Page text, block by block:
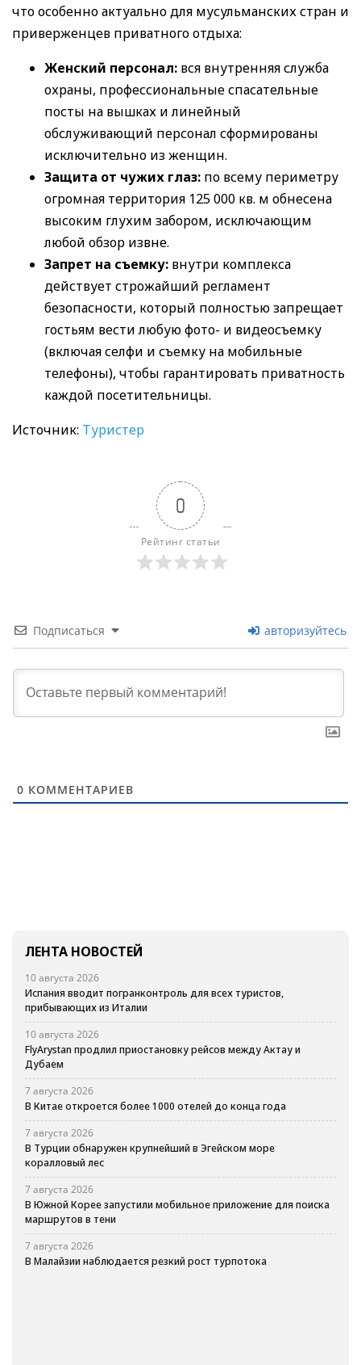
что особенно актуально для мусульманских стран и
приверженцев приватного отдыха:
Женский персонал: вся внутренняя служба
охраны, профессиональные спасательные
посты на вышках и линейный
обслуживающий персонал сформированы
исключительно из женщин.
Защита от чужих глаз: по всему периметру
огромная территория 125 000 кв. м обнесена
высоким глухим забором, исключающим
любой обзор извне.
Запрет на съемку: внутри комплекса
действует строжайший регламент
безопасности, который полностью запрещает
гостьям вести любую фото- и видеосъемку
(включая селфи и съемку на мобильные
телефоны), чтобы гарантировать приватность
каждой посетительницы.
Источник: Туристер
0
Рейтинг статьи
Подписаться авторизуйтесь
0 КОММЕНТАРИЕВ
ЛЕНТА НОВОСТЕЙ
10 августа 2026
Испания вводит погранконтроль для всех туристов,
прибывающих из Италии
10 августа 2026
FlyArystan продлил приостановку рейсов между Актау и
Дубаем
7 августа 2026
В Китае откроется более 1000 отелей до конца года
7 августа 2026
В Турции обнаружен крупнейший в Эгейском море
коралловый лес
7 августа 2026
В Южной Корее запустили мобильное приложение для поиска
маршрутов в тени
7 августа 2026
В Малайзии наблюдается резкий рост турпотока